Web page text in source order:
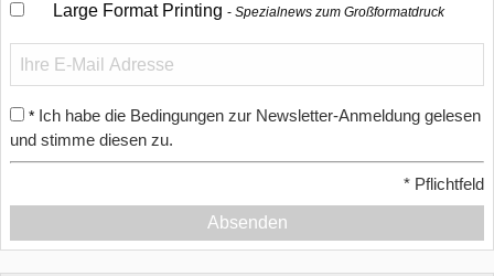
Large Format Printing Spezialnews zum Großformatdruck
* Ich habe die Bedingungen zur Newsletter-Anmeldung gelesen
und stimme diesen zu.
* Pflichtfeld
Absenden